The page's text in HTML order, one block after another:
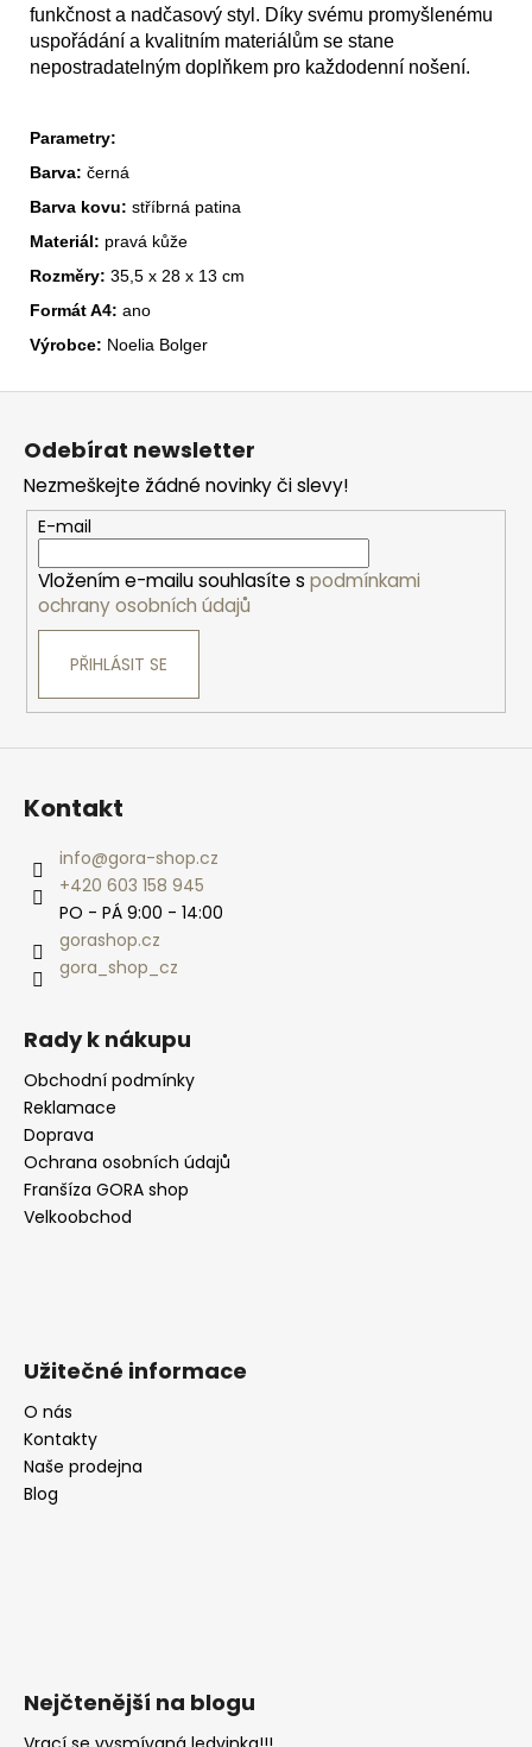
funkčnost a nadčasový styl. Díky svému promyšlenému
uspořádání a kvalitním materiálům se stane
nepostradatelným doplňkem pro každodenní nošení.
Parametry:
Barva: černá
Barva kovu: stříbrná patina
Materiál: pravá kůže
Rozměry: 35,5 x 28 x 13 cm
Formát A4: ano
Výrobce: Noelia Bolger
Z
Odebírat newsletter
Nezmeškejte žádné novinky či slevy!
E-mail
Vložením e-mailu souhlasíte s podmínkami
ochrany osobních údajů
PŘIHLÁSIT SE
Kontakt
info@gora-shop.cz
+420 603 158 945
PO - PÁ 9:00 - 14:00
gorashop.cz
gora_shop_cz
Rady k nákupu
Obchodní podmínky
Reklamace
Doprava
Ochrana osobních údajů
Franšíza GORA shop
Velkoobchod
Užitečné informace
O nás
Kontakty
Naše prodejna
Blog
Nejčtenější na blogu